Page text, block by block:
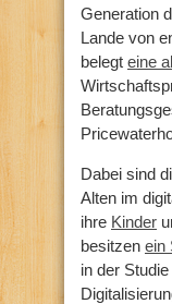
Generation
Lande von
belegt eine
Dabei sind
Alten im
ihre Kinder
besitzen ein
in der